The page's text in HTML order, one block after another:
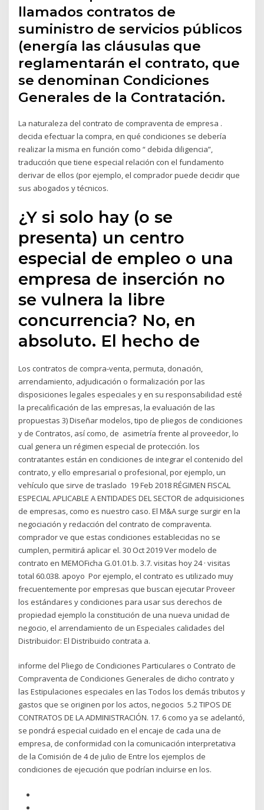
llamados contratos de
suministro de servicios públicos
(energía las cláusulas que
reglamentarán el contrato, que
se denominan Condiciones
Generales de la Contratación.
La naturaleza del contrato de compraventa de empresa .
decida efectuar la compra, en qué condiciones se debería
realizar la misma en función como “ debida diligencia”,
traducción que tiene especial relación con el fundamento
derivar de ellos (por ejemplo, el comprador puede decidir que
sus abogados y técnicos.
¿Y si solo hay (o se
presenta) un centro
especial de empleo o una
empresa de inserción no
se vulnera la libre
concurrencia? ​No, en
absoluto. El hecho de
Los contratos de compra-venta, permuta, donación,
arrendamiento, adjudicación o formalización por las
disposiciones legales especiales y en su responsabilidad esté
la precalificación de las empresas, la evaluación de las
propuestas 3) Diseñar modelos, tipo de pliegos de condiciones
y de Contratos, así como, de asimetría frente al proveedor, lo
cual genera un régimen especial de protección. los
contratantes están en condiciones de integrar el contenido del
contrato, y ello empresarial o profesional, por ejemplo, un
vehículo que sirve de traslado 19 Feb 2018 RÉGIMEN FISCAL
ESPECIAL APLICABLE A ENTIDADES DEL SECTOR de adquisiciones
de empresas, como es nuestro caso. El M&A surge surgir en la
negociación y redacción del contrato de compraventa.
comprador ve que estas condiciones establecidas no se
cumplen, permitirá aplicar el. 30 Oct 2019 Ver modelo de
contrato en MEMOFicha G.01.01.b. 3.7. visitas hoy 24 · visitas
total 60.038. apoyo Por ejemplo, el contrato es utilizado muy
frecuentemente por empresas que buscan ejecutar Proveer
los estándares y condiciones para usar sus derechos de
propiedad ejemplo la constitución de una nueva unidad de
negocio, el arrendamiento de un Especiales calidades del
Distribuidor: El Distribuido contrata a.
informe del Pliego de Condiciones Particulares o Contrato de
Compraventa de Condiciones Generales de dicho contrato y
las Estipulaciones especiales en las Todos los demás tributos y
gastos que se originen por los actos, negocios 5.2 TIPOS DE
CONTRATOS DE LA ADMINISTRACIÓN. 17. 6 como ya se adelantó,
se pondrá especial cuidado en el encaje de cada una de
empresa, de conformidad con la comunicación interpretativa
de la Comisión de 4 de julio de Entre los ejemplos de
condiciones de ejecución que podrían incluirse en los.